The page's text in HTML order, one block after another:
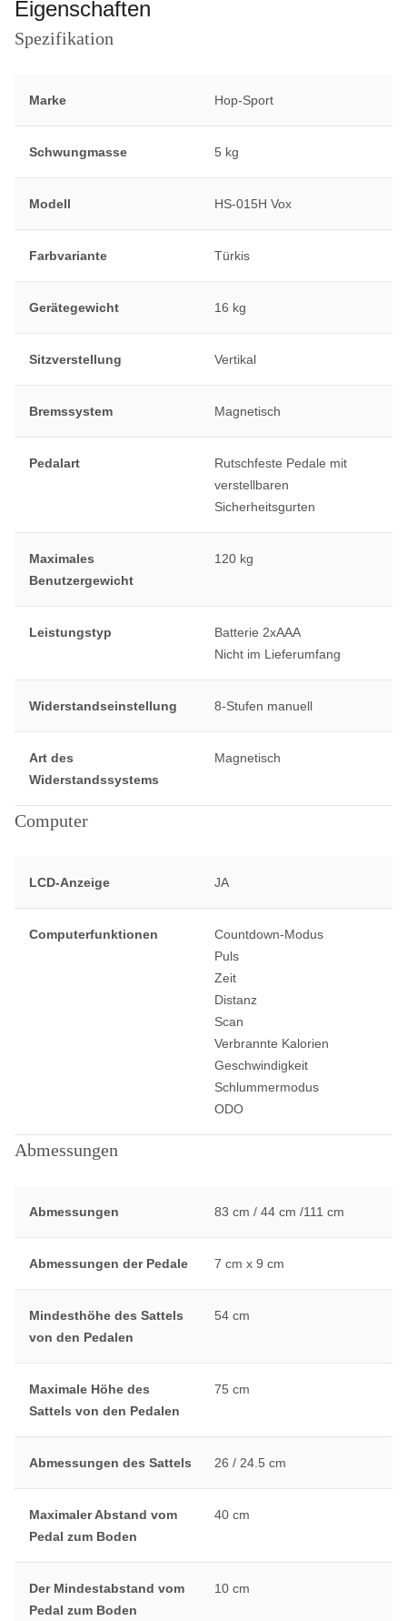
Eigenschaften
Spezifikation
Marke Hop-Sport
Schwungmasse 5 kg
Modell HS-015H Vox
Farbvariante Türkis
Gerätegewicht 16 kg
Sitzverstellung Vertikal
Bremssystem Magnetisch
Pedalart
Rutschfeste Pedale mit
verstellbaren
Sicherheitsgurten
Maximales
Benutzergewicht
120 kg
Leistungstyp
Batterie 2xAAA
Nicht im Lieferumfang
Widerstandseinstellung 8-Stufen manuell
Art des
Widerstandssystems
Magnetisch
Computer
LCD-Anzeige JA
Computerfunktionen
Countdown-Modus
Puls
Zeit
Distanz
Scan
Verbrannte Kalorien
Geschwindigkeit
Schlummermodus
ODO
Abmessungen
Abmessungen 83 cm / 44 cm /111 cm
Abmessungen der Pedale 7 cm x 9 cm
Mindesthöhe des Sattels
von den Pedalen
54 cm
Maximale Höhe des
Sattels von den Pedalen
75 cm
Abmessungen des Sattels 26 / 24.5 cm
Maximaler Abstand vom
Pedal zum Boden
40 cm
Der Mindestabstand vom
Pedal zum Boden
10 cm